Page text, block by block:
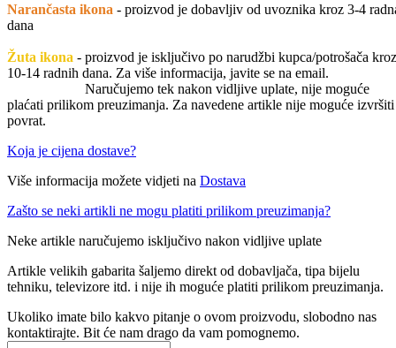
Narančasta ikona - proizvod je dobavljiv od uvoznika kroz 3-4
dana
Žuta ikona - proizvod je isključivo po narudžbi kupca/potrošača kroz
10-14 radnih dana. Za više informacija, javite se na email.
Naručujemo tek nakon vidljive uplate, nije moguće
plaćati prilikom preuzimanja. Za navedene artikle nije moguće izvršiti
povrat.
Koja je cijena dostave?
Više informacija možete vidjeti na Dostava
Zašto se neki artikli ne mogu platiti prilikom preuzimanja?
Neke artikle naručujemo isključivo nakon vidljive uplate
Artikle velikih gabarita šaljemo direkt od dobavljača, tipa bijelu
tehniku, televizore itd. i nije ih moguće platiti prilikom preuzimanja.
Ukoliko imate bilo kakvo pitanje o ovom proizvodu, slobodno nas
kontaktirajte. Bit će nam drago da vam pomognemo.